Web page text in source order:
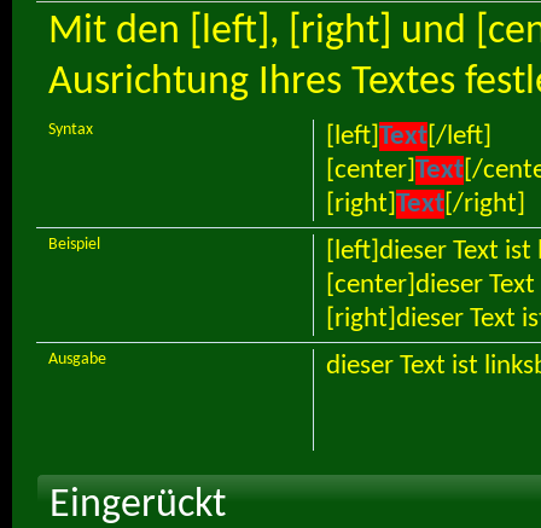
Mit den [left], [right] und
Ausrichtung Ihres Textes
[left] Text[/left]
[center] Text[/
[right] Text[/right]
Syntax
[left]dieser Text
[center]dieser
[right]dieser Text
Beispiel
dieser Text ist
Ausgabe
Eingerückt